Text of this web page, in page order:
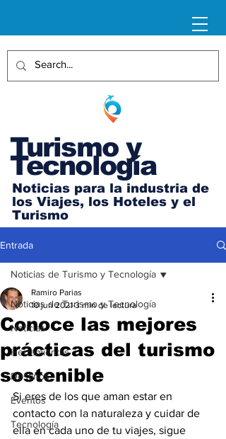
Turismo y
Tecnología
Noticias para la industria de
los Viajes, los Hoteles y el
Turismo
Entrada
Noticias de Turismo y Tecnología
Noticias
Herramientas
Destinos
Eventos
Tecnología
Noticias de Turismo y Tecnología
Conoce las mejores
prácticas del turismo
sostenible
Ramiro Parias
10 jun 2021 3 min de lectura
Si eres de los que aman estar en
contacto con la naturaleza y cuidar de
ella en cada uno de tu viajes, sigue